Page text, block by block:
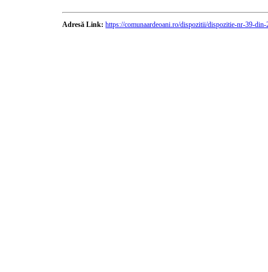
Adresă Link: https://comunaardeoani.ro/dispozitii/dispozitie-nr-39-